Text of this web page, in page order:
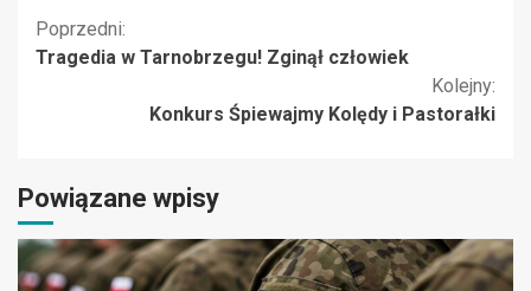
Kontynuuj
Poprzedni:
Tragedia w Tarnobrzegu! Zginął człowiek
Kolejny:
Konkurs Śpiewajmy Kolędy i Pastorałki
Powiązane wpisy